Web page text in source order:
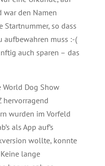
war den Namen
Startnummer, so dass
aufbewahren muss :-(
auch sparen – das
Dog Show
hervorragend
wurden im Vorfeld
als App auf’s
wollte, konnte
lange